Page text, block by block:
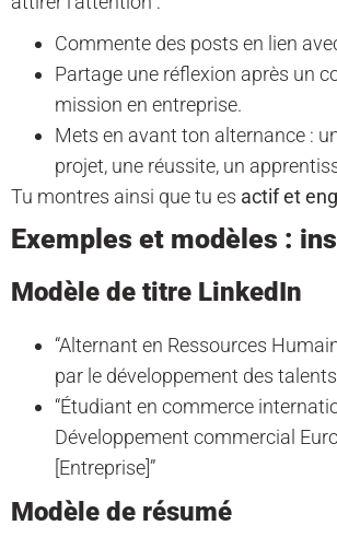
Commente des posts en lien
Partage une réflexion après un
mission en entreprise.
Mets en avant ton alternance :
projet, une réussite, un
Tu montres ainsi que tu es actif et
Exemples et modèles :
Modèle de titre LinkedIn
“Alternant en Ressources
par le développement des
“Étudiant en commerce
Développement commercial
[Entreprise]”
Modèle de résumé